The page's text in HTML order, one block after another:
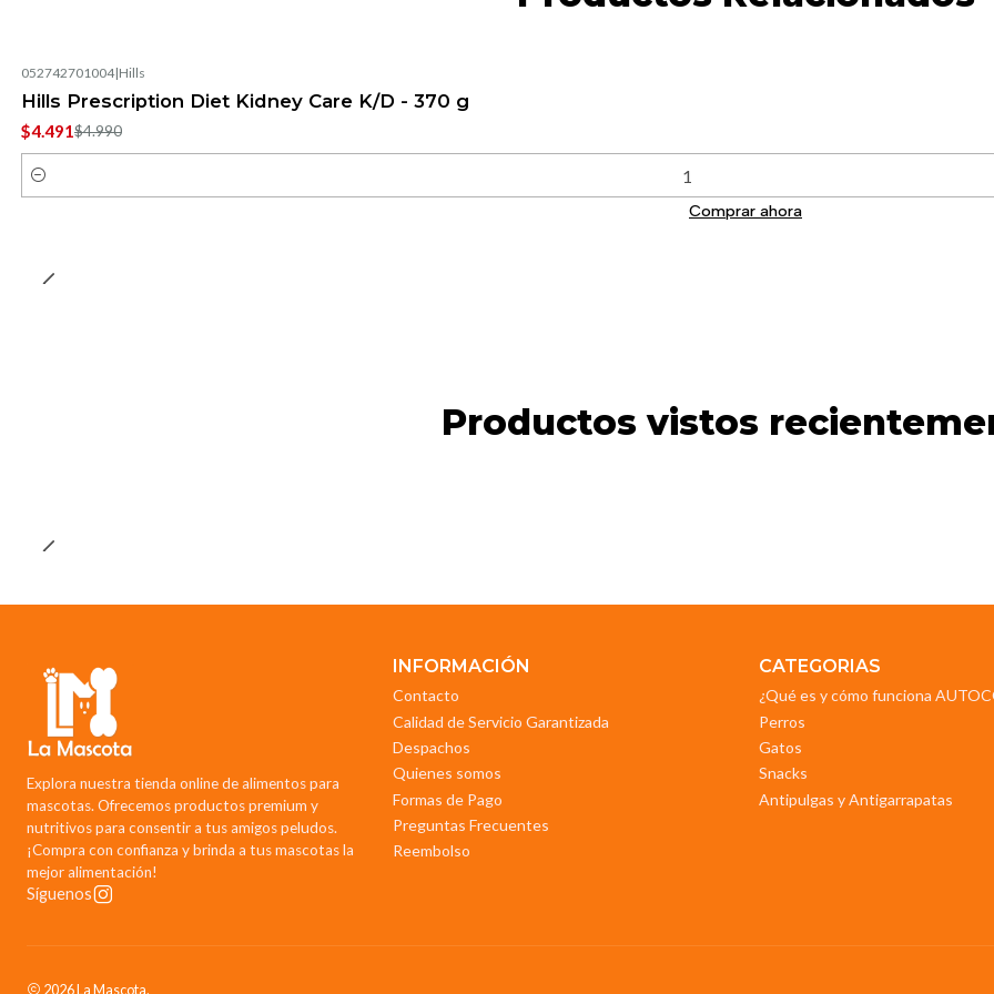
052742701004|Hills
Hills Prescription Diet Kidney Care K/D - 370 g
$4.491$4.990
Cantidad
Comprar ahora
Productos vistos
Explora nuestra tienda online de alimentos para
mascotas. Ofrecemos productos premium y
nutritivos para consentir a tus amigos peludos.
¡Compra con confianza y brinda a tus mascotas la
mejor alimentación!
Síguenos
INFORMACIÓN
Contacto
Calidad de Servicio Garantizada
Despachos
Quienes somos
Formas de Pago
Preguntas Frecuentes
Reembolso
CATEGORIAS
¿Qué es y cómo funciona
Perros
Gatos
Snacks
Antipulgas y Antigarrapatas
2026 La Mascota.